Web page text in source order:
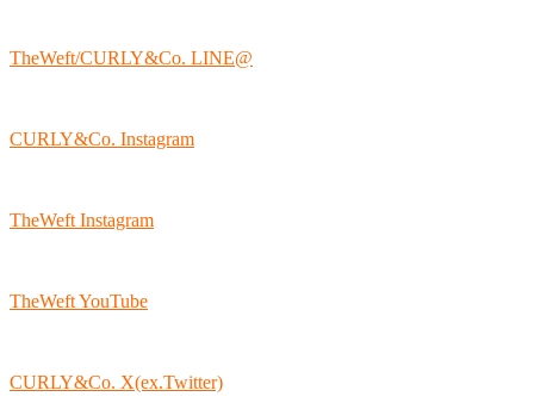
TheWeft/CURLY&Co. LINE@
CURLY&Co. Instagram
TheWeft Instagram
TheWeft YouTube
CURLY&Co. X(ex.Twitter)